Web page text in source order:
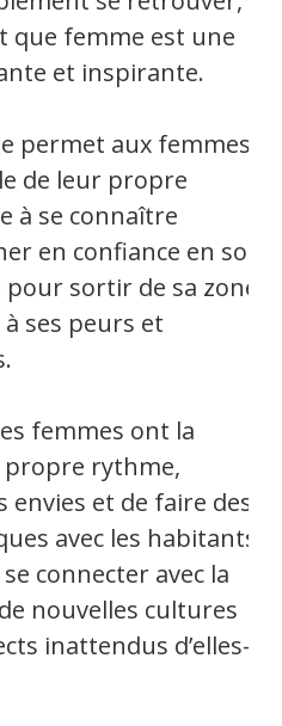
que femme est une
et inspirante.
permet aux femmes
de leur propre
à se connaître
en confiance en soi.
pour sortir de sa zone
ses peurs et
femmes ont la
rythme,
envies et de faire des
avec les habitants
connecter avec la
nouvelles cultures
inattendus d’elles-